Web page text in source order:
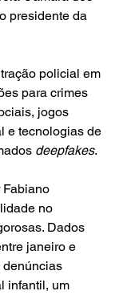
presidente da
policial em
para crimes
jogos
e tecnologias de
deepfakes.
Fabiano
no
Dados
janeiro e
denúncias
infantil, um